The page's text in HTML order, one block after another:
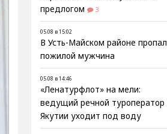
предлогом
3
05.08 в 15:02
В Усть-Майском районе пропал
пожилой мужчина
05.08 в 14:46
«Ленатурфлот» на мели:
ведущий речной туроператор
Якутии уходит под воду